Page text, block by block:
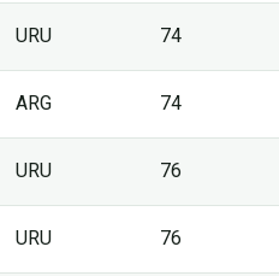
URU 74
ARG 74
URU 76
URU 76